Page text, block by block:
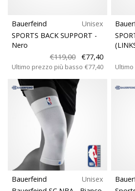
la…
25. 11. 2024
•
Tempo di lettura: 1 min.
Diventa
nostro
ambassador
WePlayHandball
Anche
tu
sei
Bauerfeind
Unisex
SPORTS BACK SUPPORT -
Nero
€119,00
€77,40
Ultimo prezzo più basso €77,40
Bauerfeind
Unisex